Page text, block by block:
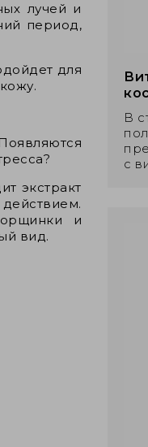
лучей и
период,
для
экстракт
и
вид.
В
с